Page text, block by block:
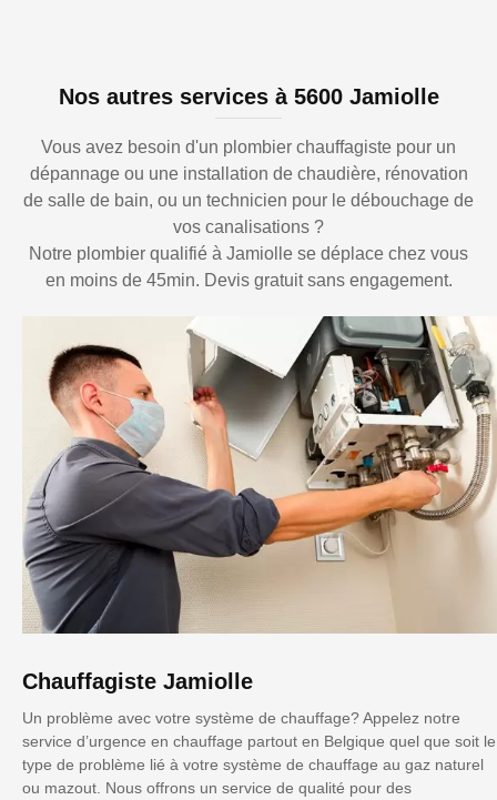
Nos autres services à 5600 Jamiolle
Vous avez besoin d'un plombier chauffagiste pour un
dépannage ou une installation de chaudière, rénovation
de salle de bain, ou un technicien pour le débouchage de
vos canalisations ?
Notre plombier qualifié à Jamiolle se déplace chez vous
en moins de 45min. Devis gratuit sans engagement.
Chauffagiste Jamiolle
Un problème avec votre système de chauffage? Appelez notre
service d’urgence en chauffage partout en Belgique quel que soit le
type de problème lié à votre système de chauffage au gaz naturel
ou mazout. Nous offrons un service de qualité pour des